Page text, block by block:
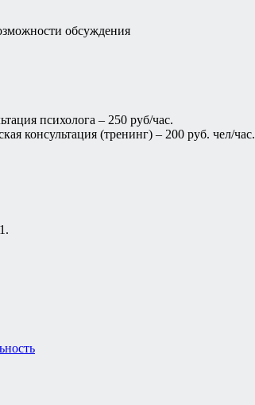
обсуждения
психолога – 250 руб/час.
консультация (тренинг) – 200 руб. чел/час.